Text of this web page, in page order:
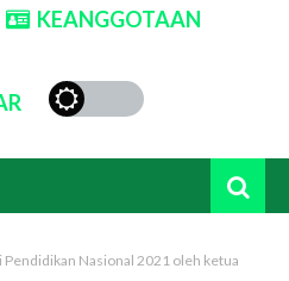
KEANGGOTAAN
Pendidikan Nasional 2021 oleh ketua